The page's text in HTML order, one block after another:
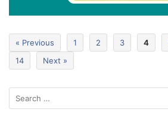
« Previous 1 2 3 4
14
Next »